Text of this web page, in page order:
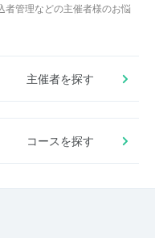
者管理などの主催者様のお悩
主催者を探す
コースを探す